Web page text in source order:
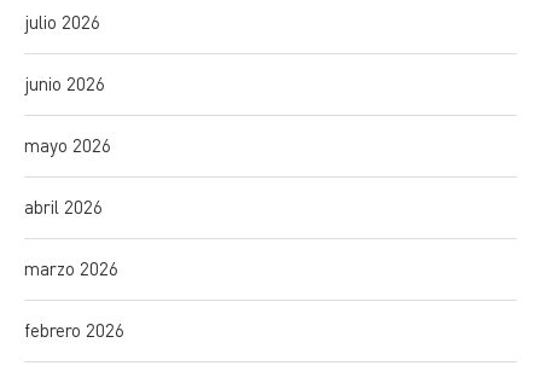
julio 2026
junio 2026
mayo 2026
abril 2026
marzo 2026
febrero 2026